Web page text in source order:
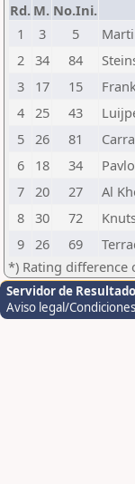
Rd. M. No.Ini.
1
3 5
2 34 84
3
17 15
4 25 43
5 26 81
6
18 34
7 20 27 Al
8 30 72
9 26 69
*) Rating difference
Servidor de
Aviso legal/